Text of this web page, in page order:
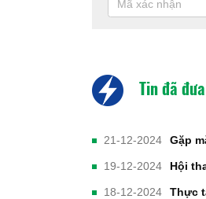
Tin đã đưa
21-12-2024 Gặp
19-12-2024 Hội
18-12-2024 Thực